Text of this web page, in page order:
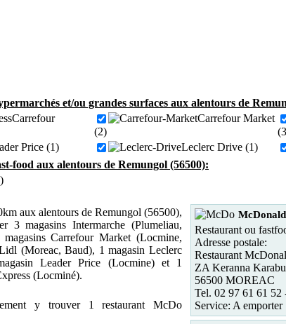
et/ou grandes surfaces aux alentours de
Carrefour
Carrefour Market
(2)
Price (1)
Leclerc Drive (1)
food aux alentours de Remungol (56500):
aux alentours de Remungol (56500),
3 magasins Intermarche (Plumeliau,
Carrefour Market (Locmine,
(Moreac, Baud), 1 magasin Leclerc
Leader Price (Locmine) et 1
(Locminé).
y trouver 1 restaurant McDo
Restaurant ou
Adresse postale:
Restaurant
ZA Keranna
56500 MOREAC
Tel. 02 97 61 61 52
Service: A emporter